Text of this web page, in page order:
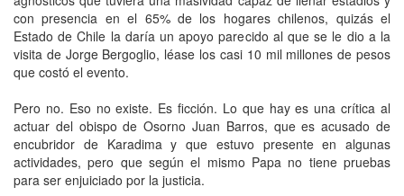
con presencia en el 65% de los hogares chilenos, quizás el
Estado de Chile la daría un apoyo parecido al que se le dio a la
visita de Jorge Bergoglio, léase los casi 10 mil millones de pesos
que costó el evento.
Pero no. Eso no existe. Es ficción. Lo que hay es una crítica al
actuar del obispo de Osorno Juan Barros, que es acusado de
encubridor de Karadima y que estuvo presente en algunas
actividades, pero que según el mismo Papa no tiene pruebas
para ser enjuiciado por la justicia.